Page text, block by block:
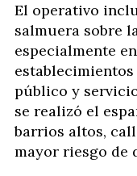
El operativo
salmuera sobre
especialmente
público y
se realizó el
barrios altos,
mayor riesgo de